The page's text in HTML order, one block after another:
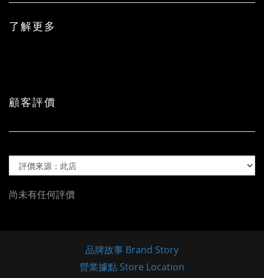
了解更多
顧客評價
尚未有任何評價
品牌故事 Brand Story
營業據點 Store Location